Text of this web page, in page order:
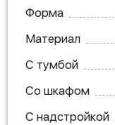
Форма
Материал
С тумбой
Со шкафом
С надстройкой